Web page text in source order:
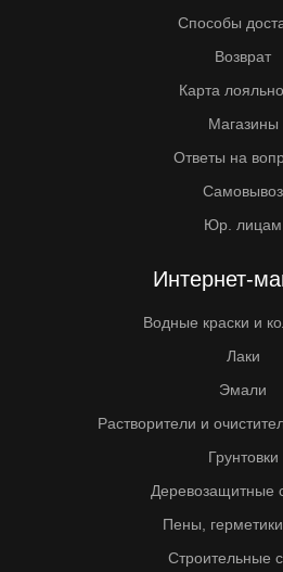
Способы
Возврат
Карта
Магазины
Ответы на
Самовывоз
Юр. лицам
Интернет-
Водные краски и
Лаки
Эмали
Растворители и
Грунтовки
Деревозащитные
Пены,
Строительные